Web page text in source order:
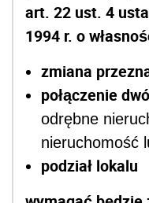
art. 22 ust. 4
1994 r. o
zmiana
połączenie
odrębne
nieruchomość
podział lokalu